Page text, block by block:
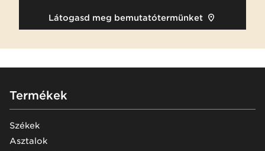
Látogasd meg bemutatótermünket
Footer
Termékek
Székek
Asztalok